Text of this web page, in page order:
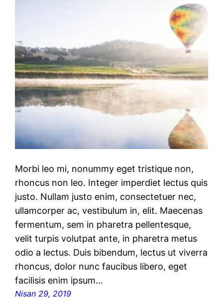
Morbi leo mi, nonummy eget tristique non,
rhoncus non leo. Integer imperdiet lectus quis
justo. Nullam justo enim, consectetuer nec,
ullamcorper ac, vestibulum in, elit. Maecenas
fermentum, sem in pharetra pellentesque,
velit turpis volutpat ante, in pharetra metus
odio a lectus. Duis bibendum, lectus ut viverra
rhoncus, dolor nunc faucibus libero, eget
facilisis enim ipsum…
Nisan 29, 2019